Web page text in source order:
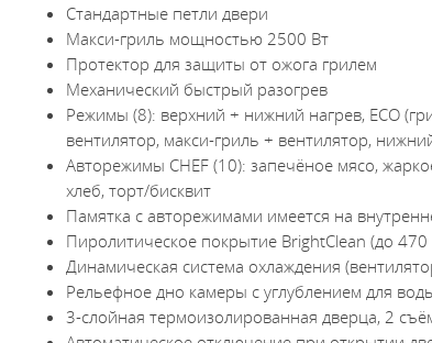
Стандартные петли двери
Макси-гриль мощностью 2500 Вт
Протектор для защиты от ожога грилем
Механический быстрый разогрев
Режимы (8): верхний + нижний нагрев, ECO
вентилятор, макси-гриль + вентилятор,
Авторежимы CHEF (10): запечёное мясо,
хлеб, торт/бисквит
Памятка с авторежимами имеется на
Пиролитическое покрытие BrightClean (до 470
Динамическая система охлаждения
Рельефное дно камеры с углублением для
3-слойная термоизолированная дверца, 2